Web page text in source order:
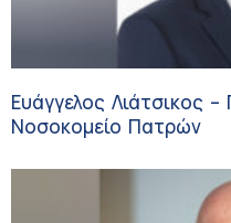
Ευάγγελος Λιάτσικος –
Νοσοκομείο Πατρών